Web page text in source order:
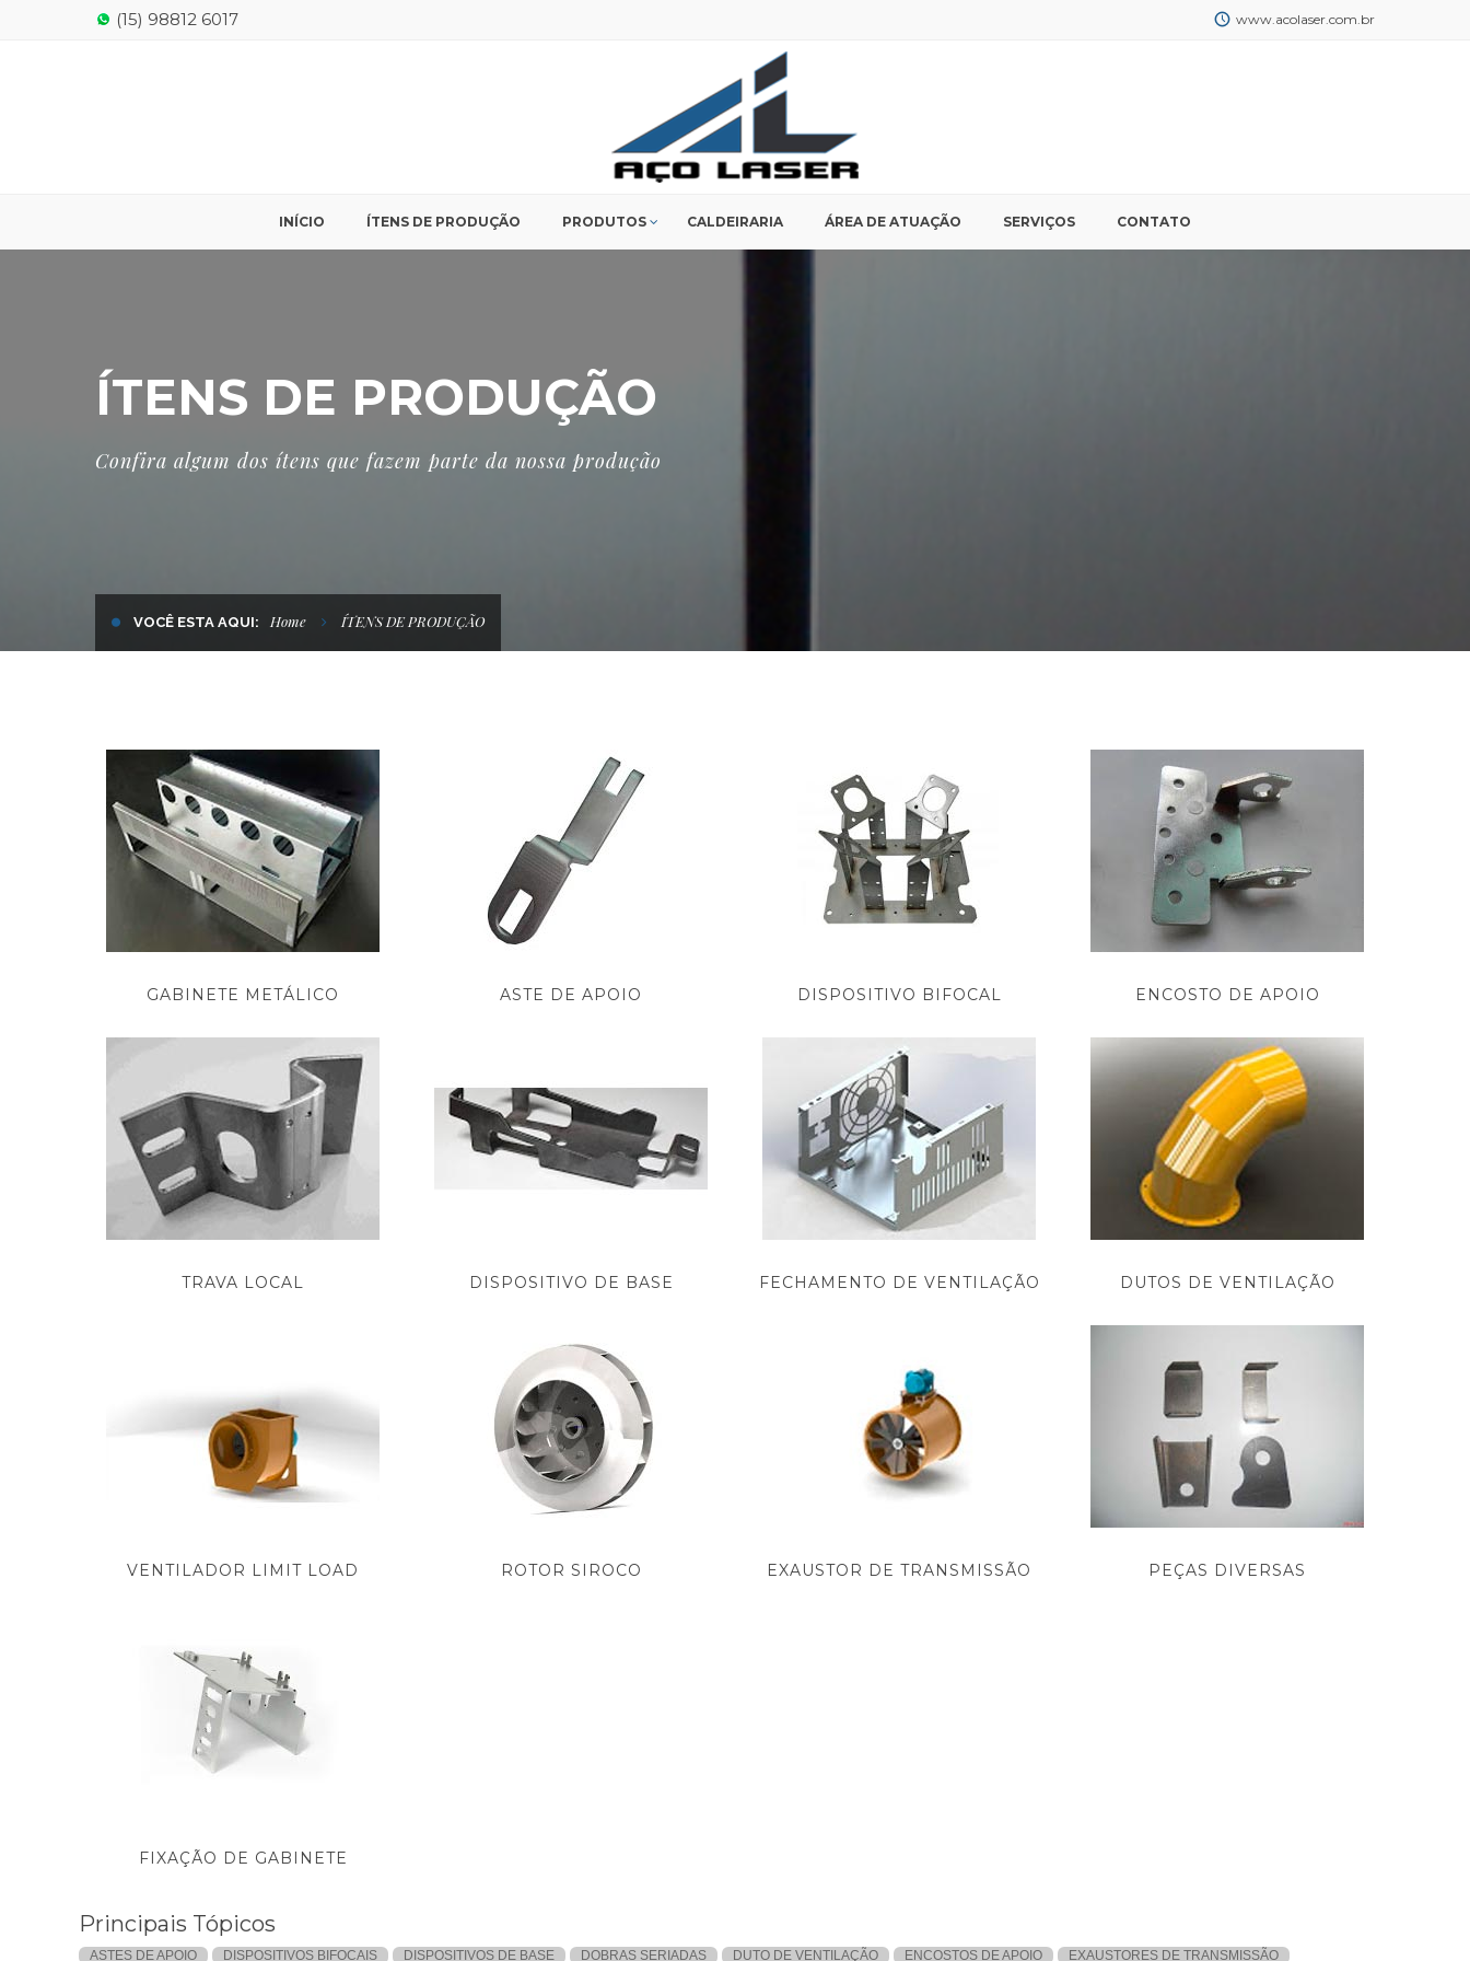
(15) 98812 6017 www.acolaser.com.br
INÍCIO ÍTENS DE PRODUÇÃO PRODUTOS CALDEIRARIA ÁREA DE ATUAÇÃO SERVIÇOS CONTATO
ÍTENS DE PRODUÇÃO
Confira algum dos ítens que fazem parte da nossa produção
VOCÊ ESTA AQUI: Home ÍTENS DE PRODUÇÃO
GABINETE METÁLICO ASTE DE APOIO DISPOSITIVO BIFOCAL ENCOSTO DE APOIO
TRAVA LOCAL DISPOSITIVO DE BASE FECHAMENTO DE VENTILAÇÃO DUTOS DE VENTILAÇÃO
VENTILADOR LIMIT LOAD ROTOR SIROCO EXAUSTOR DE TRANSMISSÃO PEÇAS DIVERSAS
FIXAÇÃO DE GABINETE
Principais Tópicos
ASTES DE APOIO DISPOSITIVOS BIFOCAIS DISPOSITIVOS DE BASE DOBRAS SERIADAS DUTO DE VENTILAÇÃO ENCOSTOS DE APOIO EXAUSTORES DE TRANSMISSÃO